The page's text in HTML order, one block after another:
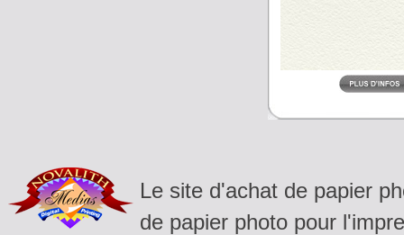
Le site d'achat de papier
de papier photo pour